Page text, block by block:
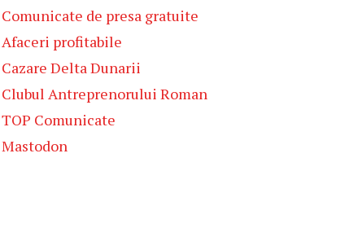
Comunicate de presa gratuite
Afaceri profitabile
Cazare Delta Dunarii
Clubul Antreprenorului Roman
TOP Comunicate
Mastodon